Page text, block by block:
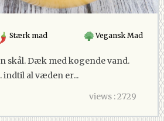
Stærk mad Vegansk Mad
skål. Dæk med kogende vand.
indtil al væden er...
views : 2729